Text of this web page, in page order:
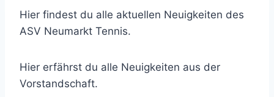
Hier findest du alle aktuellen Neuigkeiten des
ASV Neumarkt Tennis.
Hier erfährst du alle Neuigkeiten aus der
Vorstandschaft.